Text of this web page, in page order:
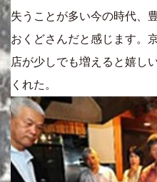
失うことが多い今の時代、
おくどさんだと感じます。
店が少しでも増えると嬉し
くれた。